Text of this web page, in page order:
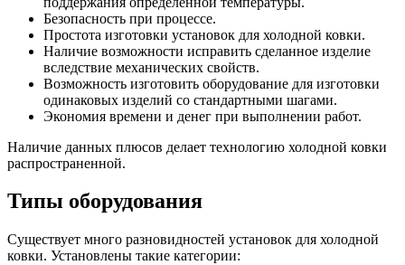
Безопасность при процессе.
Простота изготовки установок для холодной ковки.
Наличие возможности исправить сделанное изделие
вследствие механических свойств.
Возможность изготовить оборудование для изготовки
одинаковых изделий со стандартными шагами.
Экономия времени и денег при выполнении работ.
Наличие данных плюсов делает технологию холодной ковки
распространенной.
Типы оборудования
Существует много разновидностей установок для холодной
ковки. Установлены такие категории: